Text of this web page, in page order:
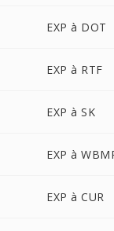
EXP à DOT
EXP à RTF
EXP à SK
EXP à
EXP à CUR